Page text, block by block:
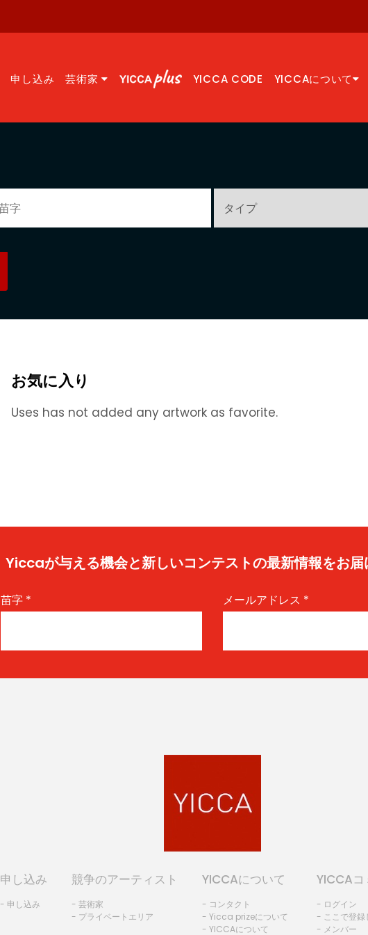
申し込み 芸術家 YICCA CODE YICCAについて
お気に入り
Uses has not added any artwork as favorite.
Yiccaが与える機会と新しいコンテストの最新情報をお届
苗字 * メールアドレス *
申し込み
- 申し込み
競争のアーティスト
- 芸術家
- プライベートエリア
YICCAについて
- コンタクト
- Yicca prizeについて
- YICCAについて
YICCA
- ログイン
- ここで登録
- メンバー